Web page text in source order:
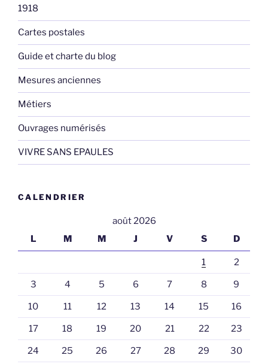
1918
Cartes postales
Guide et charte du blog
Mesures anciennes
Métiers
Ouvrages numérisés
VIVRE SANS EPAULES
CALENDRIER
août 2026
L
M M J V S D
1 2
3 4 5 6 7 8 9
10 11 12 13 14 15 16
17 18 19 20 21 22 23
24 25 26 27 28 29 30